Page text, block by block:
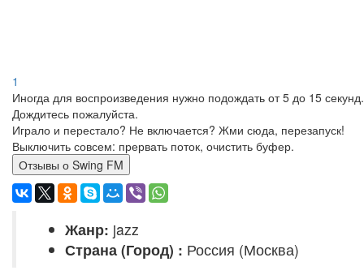
1
Иногда для воспроизведения нужно подождать от 5 до 15 секунд.
Дождитесь пожалуйста.
Играло и перестало? Не включается? Жми сюда, перезапуск!
Выключить совсем: прервать поток, очистить буфер.
Отзывы о Swing FM
Жанр: jazz
Страна (Город) : Россия (Москва)